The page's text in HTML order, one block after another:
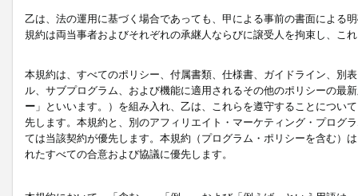
乙は、法の運用に基づく場合であっても、甲による事前の書面による
規約は両当事者およびそれぞれの承継人ならびに譲受人を拘束し、こ
本規約は、すべてのポリシー、付属書類、仕様書、ガイドライン、別
ル、サブプログラム、および機能に適用されるその他のポリシーの最
ー 」といいます。）を組み入れ、乙は、これらを遵守することにつ
先します。本規約と、別のアフィリエイト・マーケティング・プログ
ては当該契約が優先します。本規約（プログラム・ポリシーを含む）
れたすべての合意および協議に優先します。